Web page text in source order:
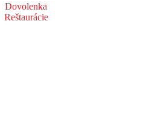
Dovolenka
Reštaurácie